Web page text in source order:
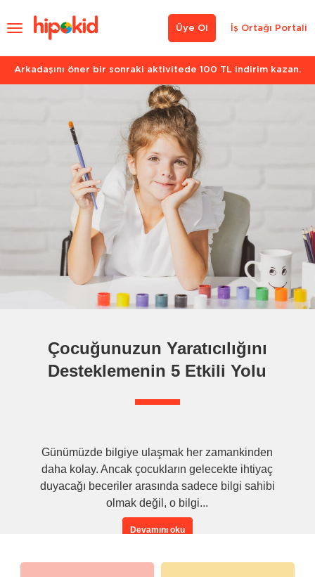
İş Ortağı Portali
Üye Ol
Arkadaşını öner bir sonraki aktivitede 100 TL indirim kazan.
Çocuğunuzun Yaratıcılığını
Desteklemenin 5 Etkili Yolu
Günümüzde bilgiye ulaşmak her zamankinden
daha kolay. Ancak çocukların gelecekte ihtiyaç
duyacağı beceriler arasında sadece bilgi sahibi
olmak değil, o bilgi...
Devamını oku